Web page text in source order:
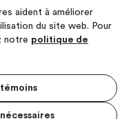
aident à améliorer
du site web. Pour
notre politique de